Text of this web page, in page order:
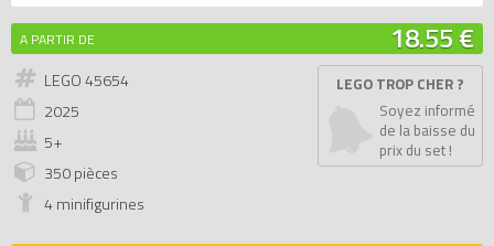
A PARTIR DE 18.55 €
LEGO 45654
2025
5+
350 pièces
4 minifigurines
LEGO TROP CHER ?
Soyez informé
de la baisse du
prix du set !